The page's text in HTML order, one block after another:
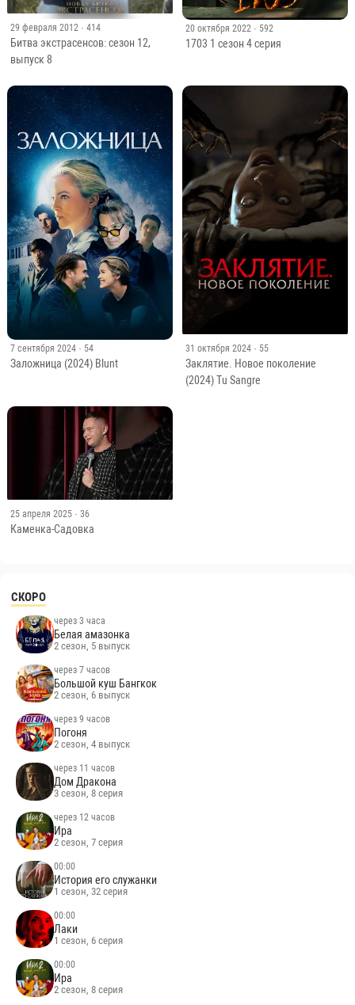
29 февраля 2012 · 414
Битва экстрасенсов: сезон 12,
выпуск 8
20 октября 2022 · 592
1703 1 сезон 4 серия
7 сентября 2024 · 54
Заложница (2024) Blunt
через 3 часа
Белая амазонка
через 7 часов
Большой куш Бангкок
через 9 часов
Погоня
через 11 часов
Дом Дракона
через 12 часов
Ира
00:00
История его служанки